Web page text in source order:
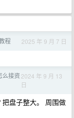
程 2025 年 9 月 7 日
么接资 2024 年 9 月 13
日
盘子整大。 周围做